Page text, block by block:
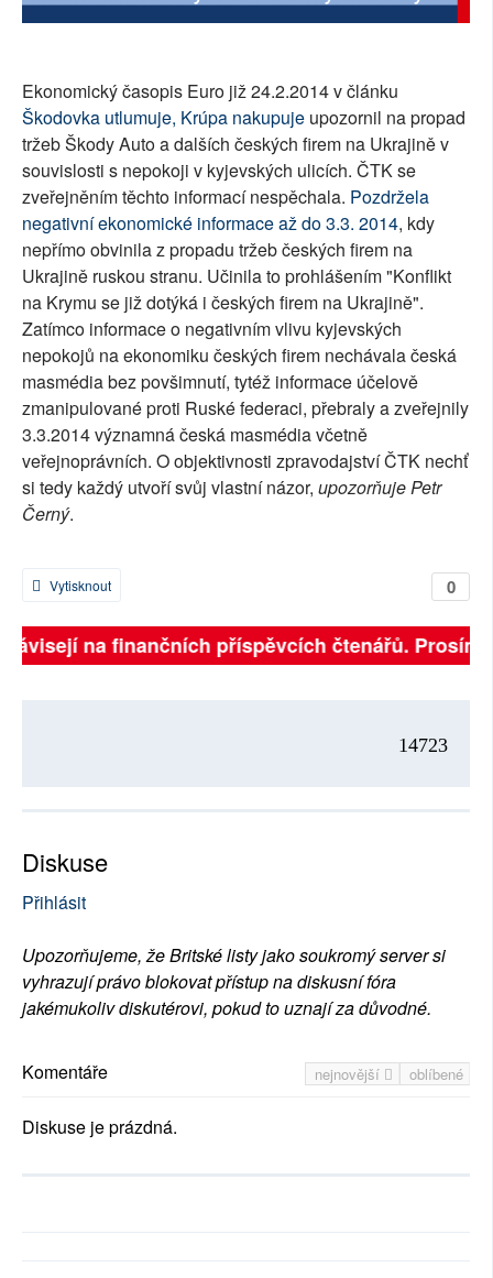
SOCIÁLNÍ SÍTĚ
PLNÁ VERZE STRÁNEK
Ekonomický časopis Euro již 24.2.2014 v článku
Škodovka utlumuje, Krúpa nakupuje upozornil na propad
tržeb Škody Auto a dalších českých firem na Ukrajině v
souvislosti s nepokoji v kyjevských ulicích. ČTK se
zveřejněním těchto informací nespěchala. Pozdržela
negativní ekonomické informace až do 3.3. 2014, kdy
nepřímo obvinila z propadu tržeb českých firem na
Ukrajině ruskou stranu. Učinila to prohlášením "Konflikt
na Krymu se již dotýká i českých firem na Ukrajině".
Zatímco informace o negativním vlivu kyjevských
nepokojů na ekonomiku českých firem nechávala česká
masmédia bez povšimnutí, tytéž informace účelově
zmanipulované proti Ruské federaci, přebraly a zveřejnily
3.3.2014 významná česká masmédia včetně
veřejnoprávních. O objektivnosti zpravodajství ČTK nechť
si tedy každý utvoří svůj vlastní názor, upozorňuje Petr
Černý.
0
Vytisknout
na finančních příspěvcích čtenářů.
14723
Diskuse
Přihlásit
Upozorňujeme, že Britské listy jako soukromý server si
vyhrazují právo blokovat přístup na diskusní fóra
jakémukoliv diskutérovi, pokud to uznají za důvodné.
nejnovější oblíbené
Komentáře
Diskuse je prázdná.